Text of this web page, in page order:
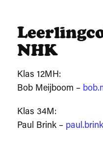
NHK
Klas 12MH:
Bob Meijboom –
Klas 34M:
Paul Brink –